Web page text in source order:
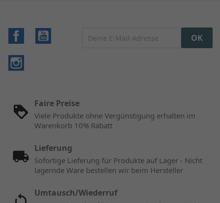
Facebook
Faire Preise
Viele Produkte ohne Vergünstigung erhalten im
Warenkorb 10% Rabatt
Lieferung
Sofortige Lieferung für Produkte auf Lager - Nicht
lagernde Ware bestellen wir beim Hersteller
Umtausch/Wiederruf